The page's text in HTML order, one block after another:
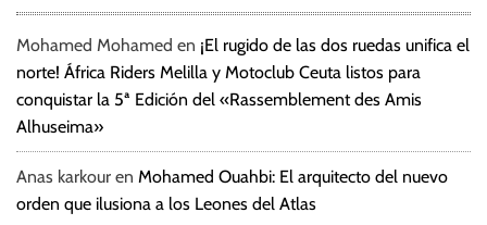
Mohamed Mohamed en ¡El rugido de las dos ruedas unifica el
norte! África Riders Melilla y Motoclub Ceuta listos para
conquistar la 5ª Edición del «Rassemblement des Amis
Alhuseima»
Anas karkour en Mohamed Ouahbi: El arquitecto del nuevo
orden que ilusiona a los Leones del Atlas